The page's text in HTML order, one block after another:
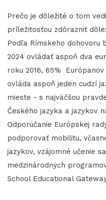
Prečo je dôležité o tom
príležitosťou zdôrazniť
Podľa Rímskeho dohovoru
2024 ovládať aspoň dva
roku 2016, 65%
ovláda aspoň jeden cudzí
mieste - s najväčšou
Českého jazyka a jazykov
Odporúčanie Európskej
podporovať mobilitu,
jazykov, vzájomné učenie
medzinárodných
School Educational